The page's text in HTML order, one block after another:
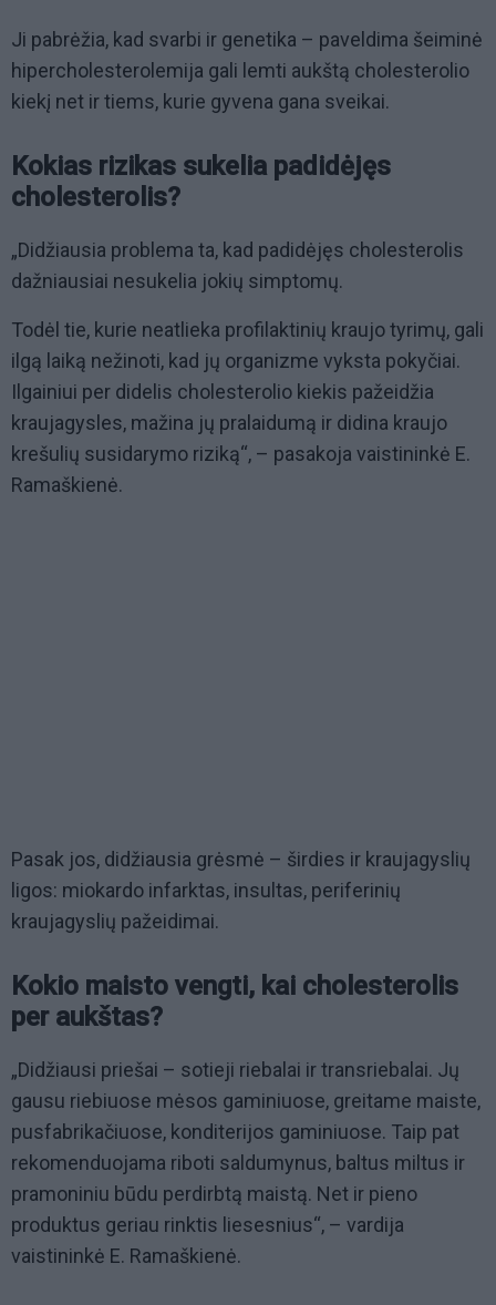
Ji pabrėžia, kad svarbi ir genetika – paveldima šeiminė
hipercholesterolemija gali lemti aukštą cholesterolio
kiekį net ir tiems, kurie gyvena gana sveikai.
Kokias rizikas sukelia padidėjęs
cholesterolis?
„Didžiausia problema ta, kad padidėjęs cholesterolis
dažniausiai nesukelia jokių simptomų.
Todėl tie, kurie neatlieka profilaktinių kraujo tyrimų, gali
ilgą laiką nežinoti, kad jų organizme vyksta pokyčiai.
Ilgainiui per didelis cholesterolio kiekis pažeidžia
kraujagysles, mažina jų pralaidumą ir didina kraujo
krešulių susidarymo riziką“, – pasakoja vaistininkė E.
Ramaškienė.
Pasak jos, didžiausia grėsmė – širdies ir kraujagyslių
ligos: miokardo infarktas, insultas, periferinių
kraujagyslių pažeidimai.
Kokio maisto vengti, kai cholesterolis
per aukštas?
„Didžiausi priešai – sotieji riebalai ir transriebalai. Jų
gausu riebiuose mėsos gaminiuose, greitame maiste,
pusfabrikačiuose, konditerijos gaminiuose. Taip pat
rekomenduojama riboti saldumynus, baltus miltus ir
pramoniniu būdu perdirbtą maistą. Net ir pieno
produktus geriau rinktis liesesnius“, – vardija
vaistininkė E. Ramaškienė.